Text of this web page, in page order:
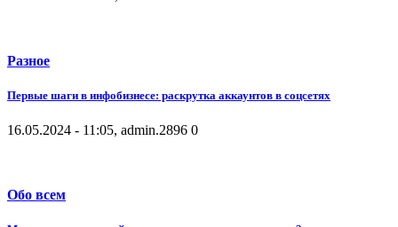
Разное
Первые шаги в инфобизнесе: раскрутка аккаунтов в соцсетях
16.05.2024 - 11:05, admin.2896 0
Обо всем